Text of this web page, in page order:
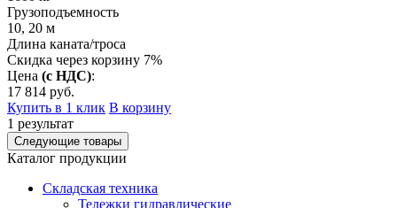
Грузоподъемность
10, 20 м
Длина каната/троса
Скидка через корзину 7%
Цена (с НДС):
17 814 руб.
Купить в 1 клик В корзину
1 результат
Следующие товары
Каталог продукции
Складская техника
Тележки гидравлические